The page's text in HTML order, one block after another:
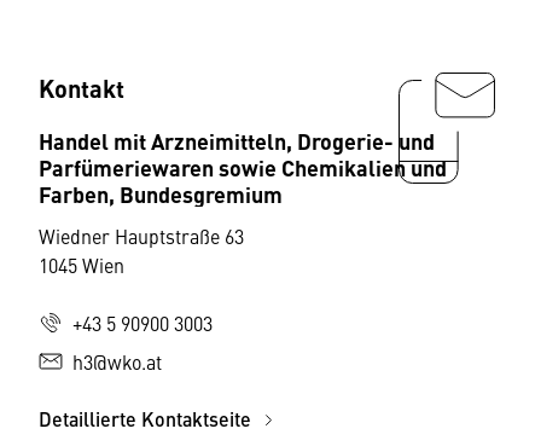
Kontakt
Handel mit Arzneimitteln, Drogerie- und
Parfümeriewaren sowie Chemikalien und
Farben, Bundesgremium
Wiedner Hauptstraße 63
1045 Wien
+43 5 90900 3003
h3@wko.at
Detaillierte Kontaktseite